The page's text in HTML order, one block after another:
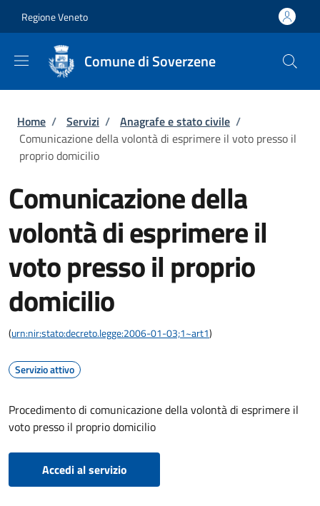
Regione Veneto
Comune di Soverzene
Briciole di pane
Home / Servizi / Anagrafe e stato civile /
Comunicazione della volontà di esprimere il voto presso il
proprio domicilio
Comunicazione della
volontà di esprimere il
voto presso il proprio
domicilio
(urn:nir:stato:decreto.legge:2006-01-03;1~art1)
Servizio attivo
Procedimento di comunicazione della volontà di esprimere il
voto presso il proprio domicilio
Accedi al servizio